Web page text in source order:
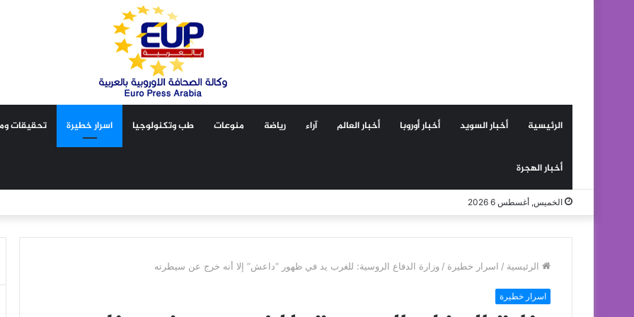
الرئيسية أخبار السويد أخبار أوروبا أخبار العالم آراء رياضة منوعات طب وتكنولوجيا اسرار خطيرة تحقيقات
أخبار الهجرة
الخميس, أغسطس 6 2026
الرئيسية / اسرار خطيرة / وزارة الدفاع الروسية: للغرب يد في ظهور “داعش” إلا أنه خرج عن سيطرته
اسرار خطيرة